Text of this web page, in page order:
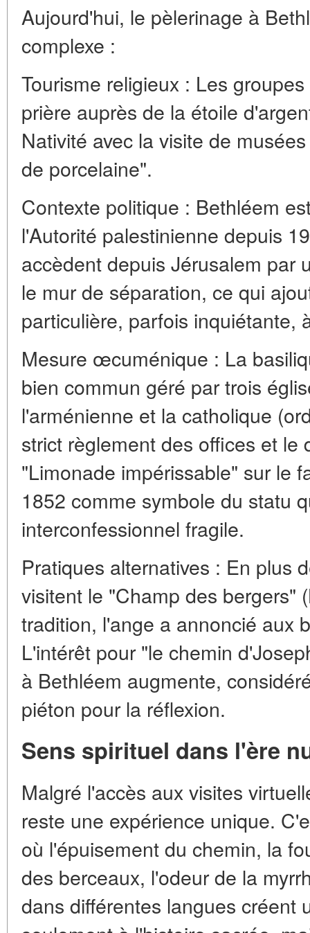
Aujourd'hui, le pèlerinage à
complexe :
Tourisme religieux : Les
prière auprès de la étoile
Nativité avec la visite de
de porcelaine".
Contexte politique : Bethléem
l'Autorité palestinienne depuis
accèdent depuis Jérusalem par
le mur de séparation, ce qui
particulière, parfois inquiétante,
Mesure œcuménique : La
bien commun géré par trois
l'arménienne et la catholique
strict règlement des offices et le
"Limonade impérissable" sur le
1852 comme symbole du statu
interconfessionnel fragile.
Pratiques alternatives : En plus
visitent le "Champ des bergers"
tradition, l'ange a annoncié aux
L'intérêt pour "le chemin
à Bethléem augmente,
piéton pour la réflexion.
Sens spirituel dans l'ère
Malgré l'accès aux visites
reste une expérience unique.
où l'épuisement du chemin, la
des berceaux, l'odeur de la
dans différentes langues créent